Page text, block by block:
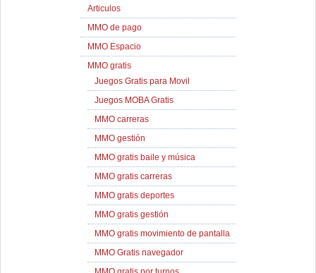
Articulos
MMO de pago
MMO Espacio
MMO gratis
Juegos Gratis para Movil
Juegos MOBA Gratis
MMO carreras
MMO gestión
MMO gratis baile y música
MMO gratis carreras
MMO gratis deportes
MMO gratis gestión
MMO gratis movimiento de pantalla
MMO Gratis navegador